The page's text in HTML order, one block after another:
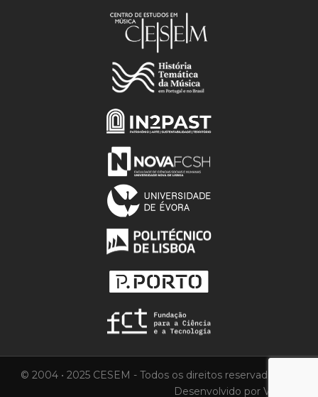
© 2004 • 2025 CESEM - Todos os direitos reservados.
Desenvolvido por Vortica